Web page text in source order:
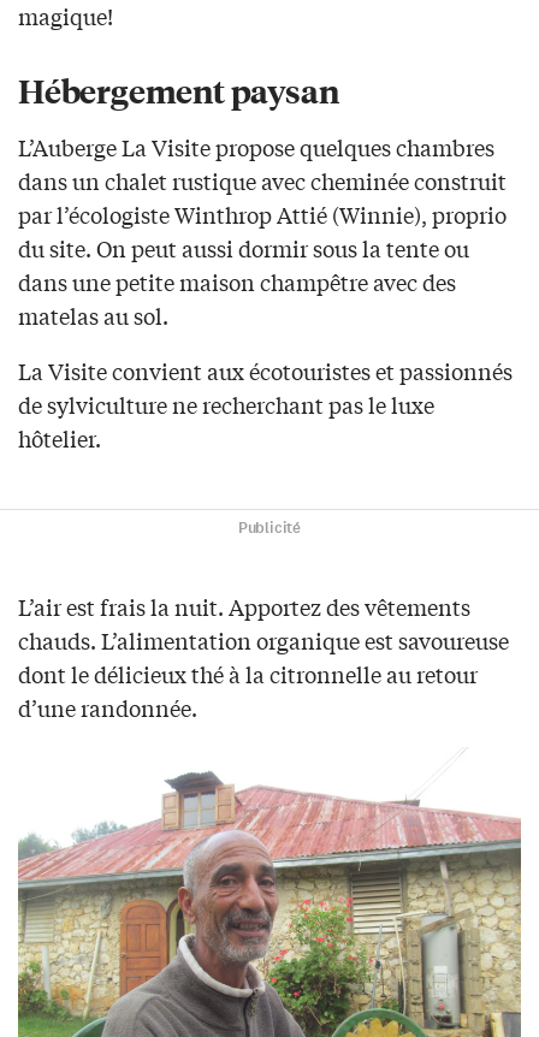
magique!
Hébergement paysan
L’Auberge La Visite propose quelques chambres
dans un chalet rustique avec cheminée construit
par l’écologiste Winthrop Attié (Winnie), proprio
du site. On peut aussi dormir sous la tente ou
dans une petite maison champêtre avec des
matelas au sol.
La Visite convient aux écotouristes et passionnés
de sylviculture ne recherchant pas le luxe
hôtelier.
Publicité
L’air est frais la nuit. Apportez des vêtements
chauds. L’alimentation organique est savoureuse
dont le délicieux thé à la citronnelle au retour
d’une randonnée.